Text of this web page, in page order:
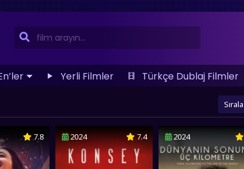
Yerli Filmler Türkçe Dublaj Filmler
Sırala
7.8 2024 7.4 2024